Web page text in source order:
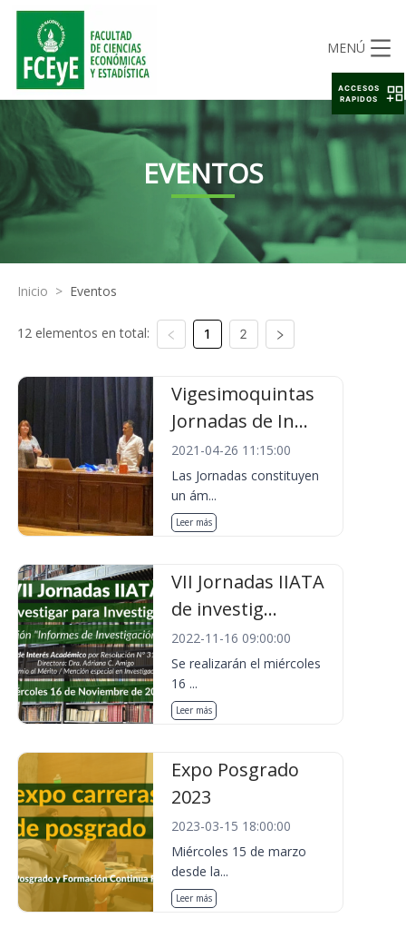
MENÚ
EVENTOS
Inicio > Eventos
12 elementos en total: 1 2
Vigesimoquintas
Jornadas de In...
2021-04-26 11:15:00
Las Jornadas constituyen
un ám...
Leer más
VII Jornadas IIATA
de investig...
2022-11-16 09:00:00
Se realizarán el miércoles
16 ...
Leer más
Expo Posgrado
2023
2023-03-15 18:00:00
Miércoles 15 de marzo
desde la...
Leer más
ACCESOS
RAPIDOS